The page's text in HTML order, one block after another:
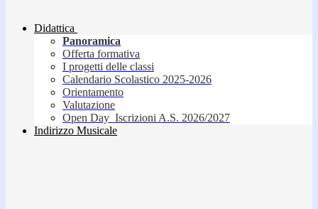
Didattica
Panoramica
Offerta formativa
I progetti delle classi
Calendario Scolastico 2025-2026
Orientamento
Valutazione
Open Day_Iscrizioni A.S. 2026/2027
Indirizzo Musicale